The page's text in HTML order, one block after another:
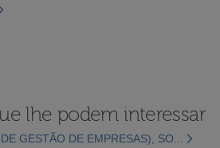
lhe podem interessar
GESTÃO DE EMPRESAS), SO...